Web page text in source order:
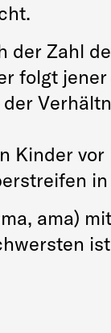
Zahl
folgt
Kinder
ama)